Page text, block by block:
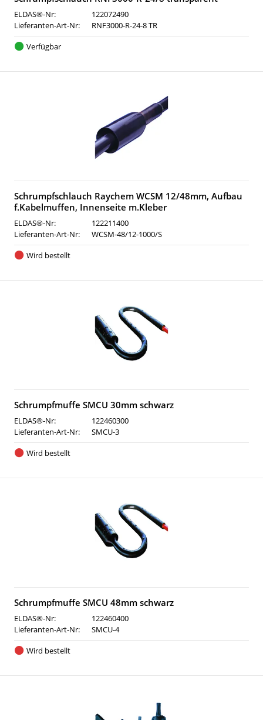
ELDAS®-Nr:
122072490
Lieferanten-Art-Nr:
RNF3000-R-24-8 TR
Verfügbar
Schrumpfschlauch Raychem WCSM 12/48mm, Aufbau
f.Kabelmuffen, Innenseite m.Kleber
ELDAS®-Nr:
122211400
Lieferanten-Art-Nr:
WCSM-48/12-1000/S
Wird bestellt
Schrumpfmuffe SMCU 30mm schwarz
ELDAS®-Nr:
122460300
Lieferanten-Art-Nr:
SMCU-3
Wird bestellt
Schrumpfmuffe SMCU 48mm schwarz
ELDAS®-Nr:
122460400
Lieferanten-Art-Nr:
SMCU-4
Wird bestellt